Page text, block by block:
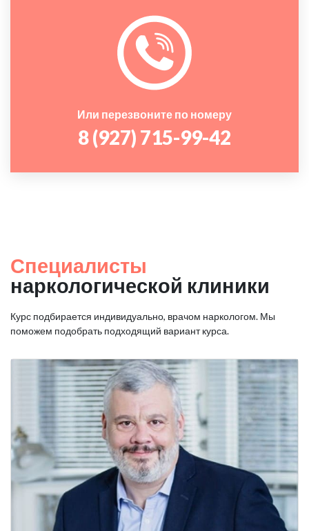
Или перезвоните по номеру
8 (927) 715-99-42
Специалисты
наркологической клиники
Курс подбирается индивидуально, врачом наркологом. Мы
поможем подобрать подходящий вариант курса.